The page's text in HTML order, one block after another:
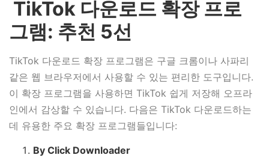
TikTok 다운로드 확장 프로
그램: 추천 5선
TikTok 다운로드 확장 프로그램은 구글 크롬이나 사파리
같은 웹 브라우저에서 사용할 수 있는 편리한 도구입니다.
이 확장 프로그램을 사용하면 TikTok 쉽게 저장해 오프라
인에서 감상할 수 있습니다. 다음은 TikTok 다운로드하는
데 유용한 주요 확장 프로그램들입니다:
By Click Downloader